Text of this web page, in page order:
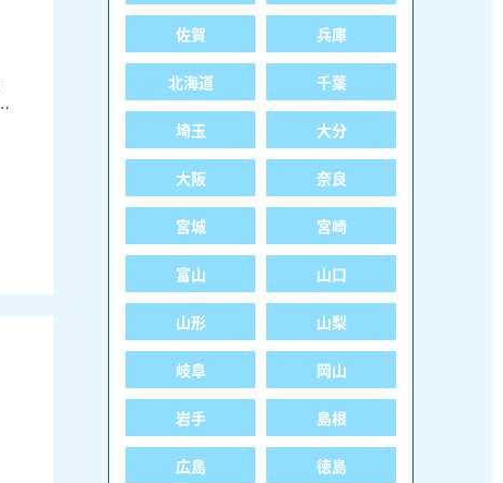
佐賀 兵庫
北海道 千葉
埼玉 大分
大阪 奈良
宮城 宮崎
富山 山口
山形 山梨
岐阜 岡山
岩手 島根
広島 徳島